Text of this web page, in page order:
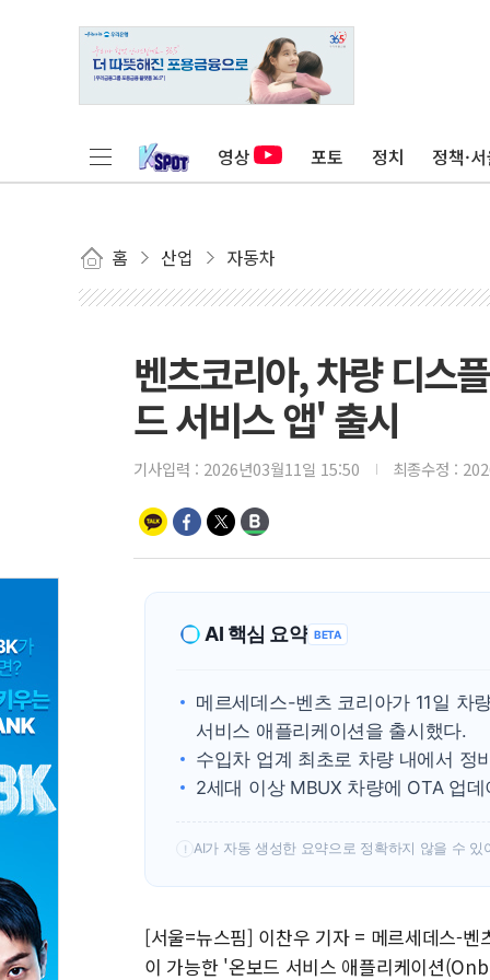
영상 포토 정치 정책·
홈 산업 자동차
벤츠코리아, 차량 디스
드 서비스 앱' 출시
기사입력 : 2026년03월11일 15:50 최종수정 :
AI 핵심 요약 BETA
메르세데스-벤츠 코리아가 11일 차
서비스 애플리케이션을 출시했다.
수입차 업계 최초로 차량 내에서 정
2세대 이상 MBUX 차량에 OTA 업
! AI가 자동 생성한 요약으로 정확하지 않을 수 있
[서울=뉴스핌] 이찬우 기자 = 메르세데스-
이 가능한 '온보드 서비스 애플리케이션